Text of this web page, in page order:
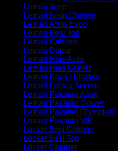
Lemari arsip
Lemari Arsip Chitose
Lemari Arsip Expo
Lemari Besi Top
Lemari Cabinet
Lemari Dapur
Lemari Hias Activ
Lemari Hias Graver
Lemari Kaca / Etalase
Lemari Locker Accero
Lemari Pakaian Anak
Lemari Pakaian Graver
Lemari Pakaian Olymplast
Lemari Pakaian VIP
Locker Besi Chitose
Locker Besi Top
Locker Cabinet